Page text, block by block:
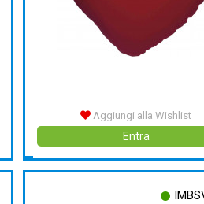
Aggiungi alla Wishlist
Entra